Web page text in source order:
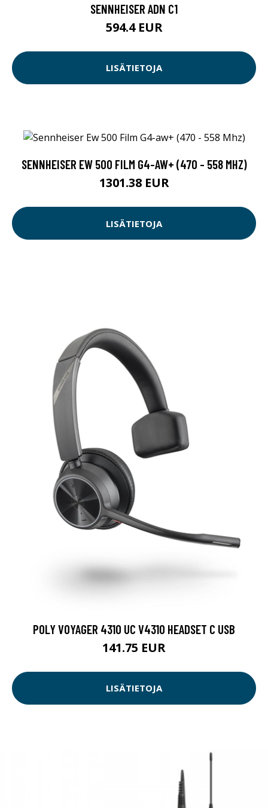
SENNHEISER ADN C1
594.4 EUR
LISÄTIETOJA
SENNHEISER EW 500 FILM G4-AW+ (470 - 558 MHZ)
1301.38 EUR
LISÄTIETOJA
POLY VOYAGER 4310 UC V4310 HEADSET C USB
141.75 EUR
LISÄTIETOJA